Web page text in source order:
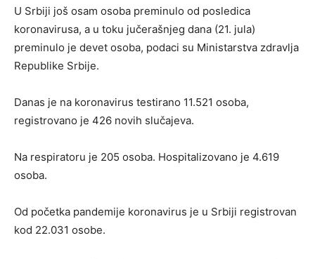
U Srbiji još osam osoba preminulo od posledica
koronavirusa, a u toku jučerašnjeg dana (21. jula)
preminulo je devet osoba, podaci su Ministarstva zdravlja
Republike Srbije.
Danas je na koronavirus testirano 11.521 osoba,
registrovano je 426 novih slučajeva.
Na respiratoru je 205 osoba. Hospitalizovano je 4.619
osoba.
Od početka pandemije koronavirus je u Srbiji registrovan
kod 22.031 osobe.